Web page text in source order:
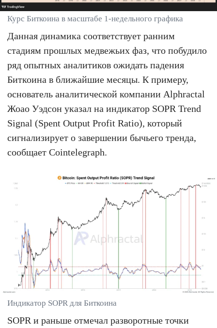
Курс Биткоина в масштабе 1-недельного графика
Данная динамика соответствует ранним
стадиям прошлых медвежьих фаз, что побудило
ряд опытных аналитиков ожидать падения
Биткоина в ближайшие месяцы. К примеру,
основатель аналитической компании Alphractal
Жоао Уэдсон указал на индикатор SOPR Trend
Signal (Spent Output Profit Ratio), который
сигнализирует о завершении бычьего тренда,
сообщает Cointelegraph.
Индикатор SOPR для Биткоина
SOPR и раньше отмечал разворотные точки